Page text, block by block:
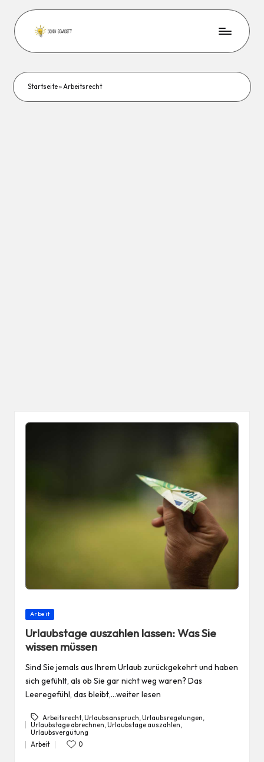
Startseite»Arbeitsrecht
Posted
Arbeit
Urlaubstage auszahlen lassen: Was Sie
wissen müssen
Sind Sie jemals aus Ihrem Urlaub zurückgekehrt und haben
sich gefühlt, als ob Sie gar nicht weg waren? Das
Leeregefühl, das bleibt,…weiter lesen
Tags:
Arbeitsrecht,Urlaubsanspruch ,Urlaubsregelungen
Urlaubstage abrechnen,Urlaubstage auszahlen,
Urlaubsvergütung
Posted
Arbeit 0